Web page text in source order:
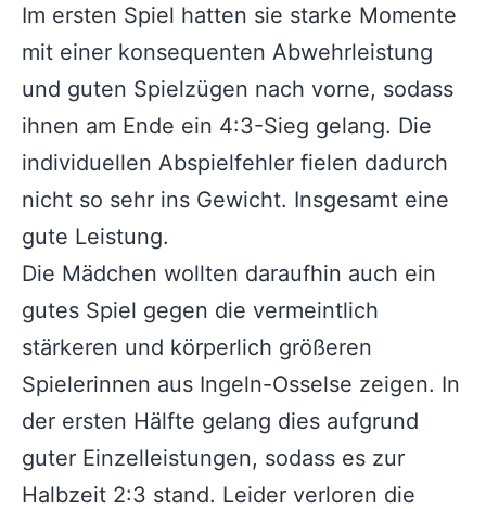
Im ersten Spiel hatten sie starke Momente
mit einer konsequenten Abwehrleistung
und guten Spielzügen nach vorne, sodass
ihnen am Ende ein 4:3-Sieg gelang. Die
individuellen Abspielfehler fielen dadurch
nicht so sehr ins Gewicht. Insgesamt eine
gute Leistung.
Die Mädchen wollten daraufhin auch ein
gutes Spiel gegen die vermeintlich
stärkeren und körperlich größeren
Spielerinnen aus Ingeln-Osselse zeigen. In
der ersten Hälfte gelang dies aufgrund
guter Einzelleistungen, sodass es zur
Halbzeit 2:3 stand. Leider verloren die